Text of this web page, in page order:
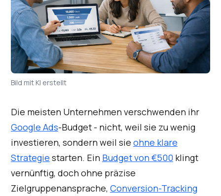
Bild mit KI erstellt
Die meisten Unternehmen verschwenden ihr
Google Ads-Budget - nicht, weil sie zu wenig
investieren, sondern weil sie ohne klare
Strategie starten. Ein Budget von €500 klingt
vernünftig, doch ohne präzise
Zielgruppenansprache, Conversion-Tracking